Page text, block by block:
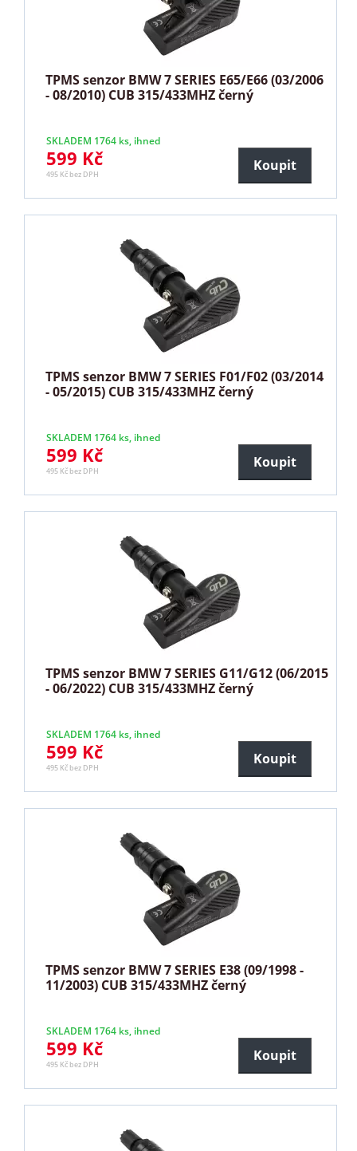
TPMS senzor BMW 7 SERIES E65/E66 (03/2006
- 08/2010) CUB 315/433MHZ černý
SKLADEM 1764 ks, ihned
599 Kč
495 Kč bez DPH
Koupit
TPMS senzor BMW 7 SERIES F01/F02 (03/2014
- 05/2015) CUB 315/433MHZ černý
SKLADEM 1764 ks, ihned
599 Kč
495 Kč bez DPH
Koupit
TPMS senzor BMW 7 SERIES G11/G12 (06/2015
- 06/2022) CUB 315/433MHZ černý
SKLADEM 1764 ks, ihned
599 Kč
495 Kč bez DPH
Koupit
TPMS senzor BMW 7 SERIES E38 (09/1998 -
11/2003) CUB 315/433MHZ černý
SKLADEM 1764 ks, ihned
599 Kč
495 Kč bez DPH
Koupit